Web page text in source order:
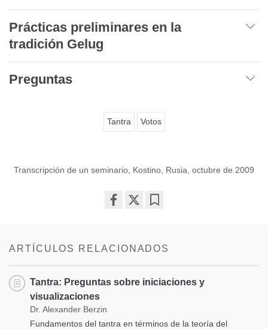
Prácticas preliminares en la
tradición Gelug
Preguntas
Tantra Votos
Transcripción de un seminario, Kostino, Rusia, octubre de 2009
ARTÍCULOS RELACIONADOS
Tantra: Preguntas sobre iniciaciones y
visualizaciones
Dr. Alexander Berzin
Fundamentos del tantra en términos de la teoría del